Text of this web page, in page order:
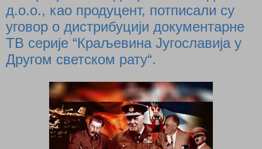
д.о.о., као продуцент, потписали су
уговор о дистрибуцији документарне
ТВ серије “Краљевина Југославија у
Другом светском рату“.